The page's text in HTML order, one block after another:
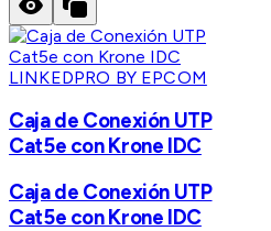
LINKEDPRO BY EPCOM
Caja de Conexión UTP
Cat5e con Krone IDC
Caja de Conexión UTP
Cat5e con Krone IDC